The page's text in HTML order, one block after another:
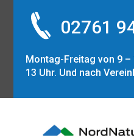
02761
Montag-Freitag von 9 –
13 Uhr. Und nach